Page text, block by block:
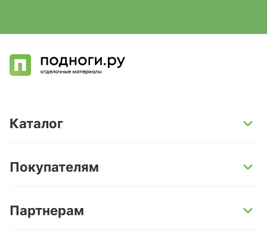
Каталог
Кварц-винил и LVT-плитка
Ламинат
Покупателям
Условия доставки
Партнерам